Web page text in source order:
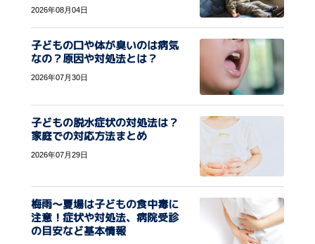
2026年08月04日
子どもの口や体が臭いのは病気
なの？原因や対処法とは？
2026年07月30日
子どもの脱水症状の対処法は？
家庭での対応方法まとめ
2026年07月29日
梅雨〜夏場は子どもの食中毒に
注意！症状や対処法、病院受診
の目安など基本情報